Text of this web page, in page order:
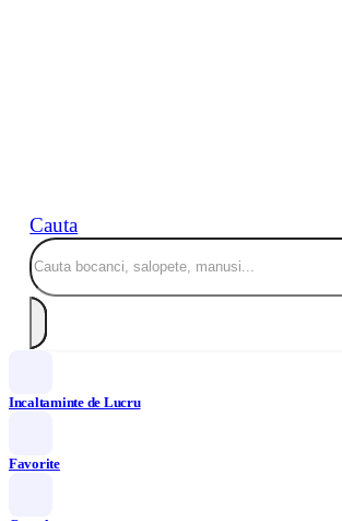
Cauta
Incaltaminte de Lucru
Favorite